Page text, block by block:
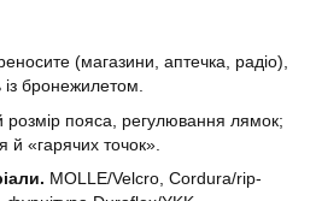
(магазини, аптечка, радіо),
із бронежилетом.
розмір пояса, регулювання лямок;
й «гарячих точок».
MOLLE/Velcro, Cordura/rip-